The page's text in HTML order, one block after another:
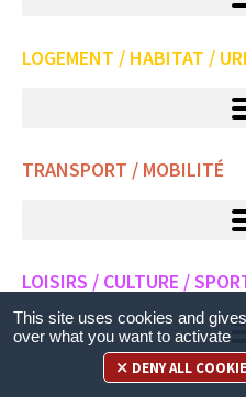
LOGEMENT / HABITAT /
TRANSPORT / MOBILITÉ
LOISIRS / CULTURE /
This site uses cookies and
over what you want to activate
DENY ALL